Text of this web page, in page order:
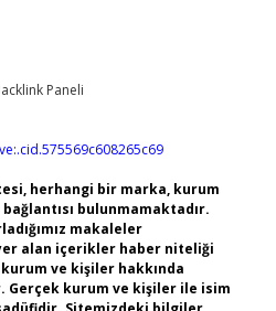
herhangi bir marka, kurum
bulunmamaktadır.
makaleler
alan içerikler haber niteliği
ve kişiler hakkında
Gerçek kurum ve kişiler ile isim